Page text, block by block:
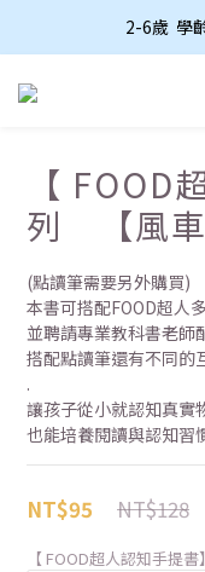
2-6歲  學
【 FOOD
列 【風車
(點讀筆需要另外購買)
本書可搭配FOOD超人
並聘請專業教科書老師
搭配點讀筆還有不同的
.
讓孩子從小就認知真實
也能培養閱讀與認知習
NT$128
NT$95
【 FOOD超人認知手提